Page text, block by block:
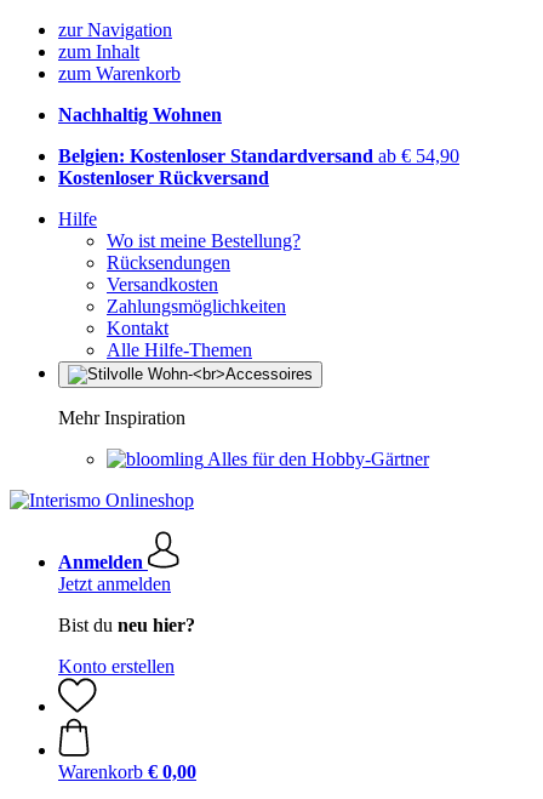
zur Navigation
zum Inhalt
zum Warenkorb
Nachhaltig Wohnen
Belgien: Kostenloser Standardversand ab € 54,90
Kostenloser Rückversand
Hilfe
Wo ist meine Bestellung?
Rücksendungen
Versandkosten
Zahlungsmöglichkeiten
Kontakt
Alle Hilfe-Themen
Mehr Inspiration
Alles für den Hobby-Gärtner
Anmelden
Jetzt anmelden
Bist du neu hier?
Konto erstellen
Warenkorb € 0,00